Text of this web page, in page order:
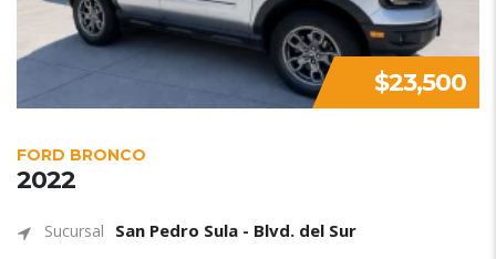
$23,500
FORD BRONCO
2022
Sucursal San Pedro Sula - Blvd. del Sur